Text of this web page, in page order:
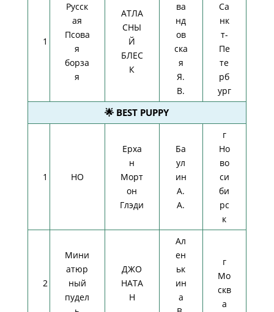
1
Русск
ая
Псова
я
борза
я
АТЛА
СНЫ
Й
БЛЕС
К
ва
нд
ов
ска
я
Я.
В.
Са
нк
т-
Пе
те
рб
ург
🌟 BEST PUPPY
1 НО
Ерха
н
Морт
он
Глэди
Ба
ул
ин
А.
А.
г
Но
во
си
би
рс
к
2
Мини
атюр
ный
пудел
ДЖО
НАТА
Н
Ал
ен
ьк
ин
а
г
Мо
скв
а